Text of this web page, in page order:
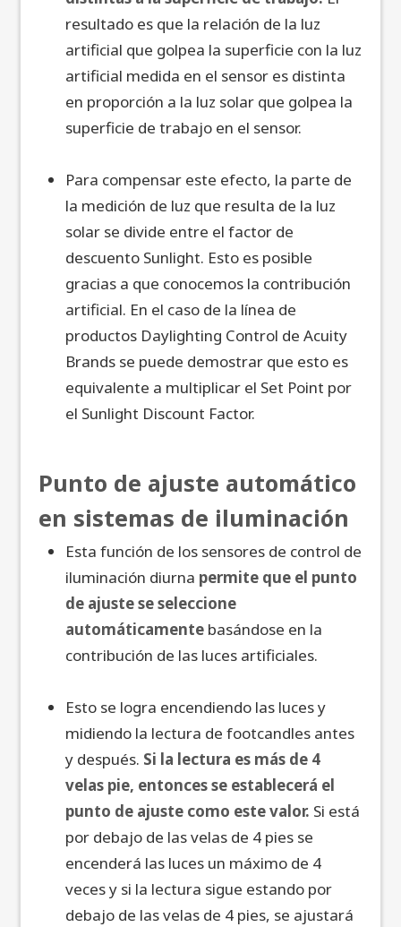
resultado es que la relación de la luz
artificial que golpea la superficie con la luz
artificial medida en el sensor es distinta
en proporción a la luz solar que golpea la
superficie de trabajo en el sensor.
Para compensar este efecto, la parte de
la medición de luz que resulta de la luz
solar se divide entre el factor de
descuento Sunlight. Esto es posible
gracias a que conocemos la contribución
artificial. En el caso de la línea de
productos Daylighting Control de Acuity
Brands se puede demostrar que esto es
equivalente a multiplicar el Set Point por
el Sunlight Discount Factor.
Punto de ajuste automático
en sistemas de iluminación
Esta función de los sensores de control de
iluminación diurna permite que el punto
de ajuste se seleccione
automáticamente basándose en la
contribución de las luces artificiales.
Esto se logra encendiendo las luces y
midiendo la lectura de footcandles antes
y después. Si la lectura es más de 4
velas pie, entonces se establecerá el
punto de ajuste como este valor. Si está
por debajo de las velas de 4 pies se
encenderá las luces un máximo de 4
veces y si la lectura sigue estando por
debajo de las velas de 4 pies, se ajustará